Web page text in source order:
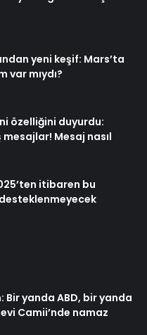
yeni keşif: Mars’ta
var mıydı?
özelliğini duyurdu:
mesajlar! Mesaj nasıl
itibaren bu
Bir yanda ABD, bir yanda
Camii’nde namaz